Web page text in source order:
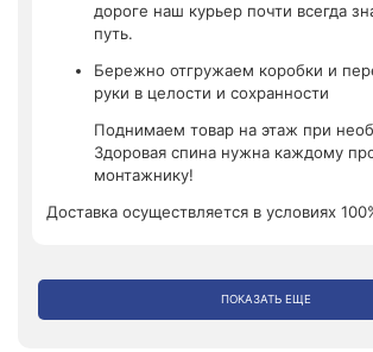
дороге наш курьер почти всегда
путь.
Бережно отгружаем коробки и
руки в целости и сохранности
Поднимаем товар на этаж при
Здоровая спина нужна каждому
монтажнику!
Доставка осуществляется в условиях
ПОКАЗАТЬ ЕЩЕ